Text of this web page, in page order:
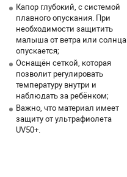
Капор глубокий, с системой
плавного опускания. При
необходимости защитить
малыша от ветра или солнца
опускается;
Оснащён сеткой, которая
позволит регулировать
температуру внутри и
наблюдать за ребёнком;
Важно, что материал имеет
защиту от ультрафиолета
UV50+.